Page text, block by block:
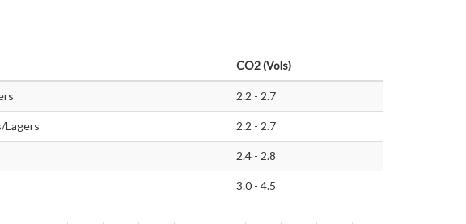
CO2 (Vols)
2.2 - 2.7
Lagers 2.2 - 2.7
2.4 - 2.8
3.0 - 4.5